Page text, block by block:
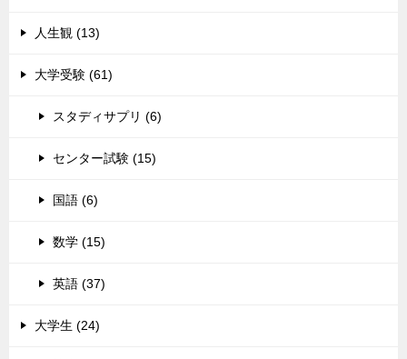
人生観 (13)
大学受験 (61)
スタディサプリ (6)
センター試験 (15)
国語 (6)
数学 (15)
英語 (37)
大学生 (24)